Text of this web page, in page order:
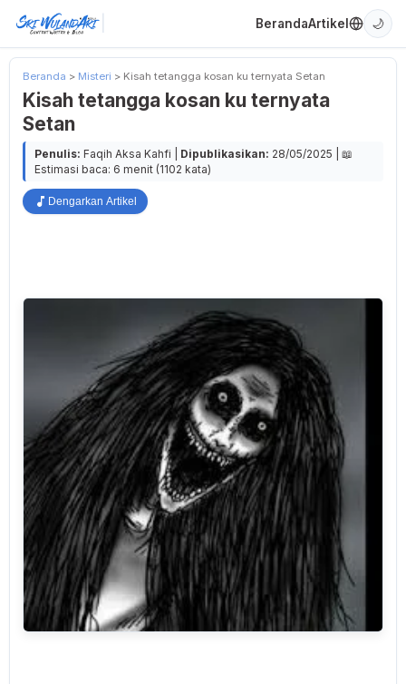
BerandaArtikel 🌙
Beranda > Misteri > Kisah tetangga kosan ku ternyata Setan
Kisah tetangga kosan ku ternyata
Setan
Penulis: Faqih Aksa Kahfi | Dipublikasikan: 28/05/2025 | 📖
Estimasi baca: 6 menit (1102 kata)
Dengarkan Artikel